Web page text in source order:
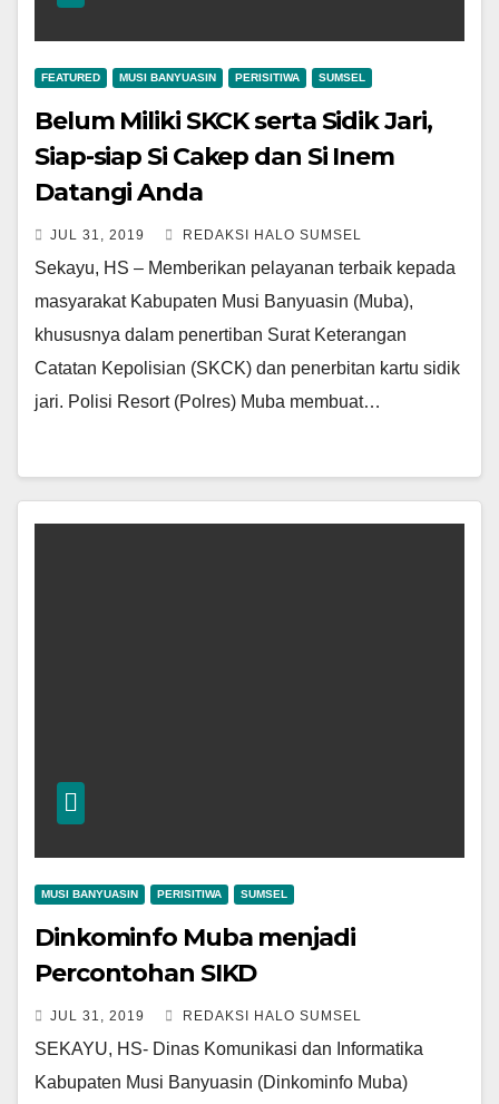
FEATURED MUSI BANYUASIN PERISITIWA SUMSEL
Belum Miliki SKCK serta Sidik Jari,
Siap-siap Si Cakep dan Si Inem
Datangi Anda
JUL 31, 2019 REDAKSI HALO SUMSEL
Sekayu, HS – Memberikan pelayanan terbaik kepada
masyarakat Kabupaten Musi Banyuasin (Muba),
khususnya dalam penertiban Surat Keterangan
Catatan Kepolisian (SKCK) dan penerbitan kartu sidik
jari. Polisi Resort (Polres) Muba membuat…
MUSI BANYUASIN PERISITIWA SUMSEL
Dinkominfo Muba menjadi
Percontohan SIKD
JUL 31, 2019 REDAKSI HALO SUMSEL
SEKAYU, HS- Dinas Komunikasi dan Informatika
Kabupaten Musi Banyuasin (Dinkominfo Muba)